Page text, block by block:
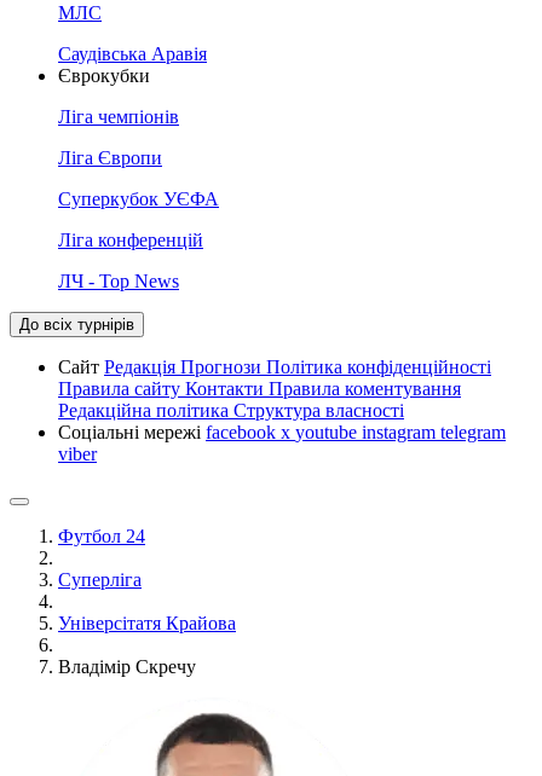
МЛС
Саудівська Аравія
Єврокубки
Ліга чемпіонів
Ліга Європи
Суперкубок УЄФА
Ліга конференцій
ЛЧ - Top News
До всіх турнірів
Сайт Редакція Прогнози Політика конфіденційності
Правила сайту Контакти Правила коментування
Редакційна політика Структура власності
Соціальні мережі facebook x youtube instagram telegram
viber
Футбол 24
Суперліга
Універсітатя Крайова
Владімір Скречу